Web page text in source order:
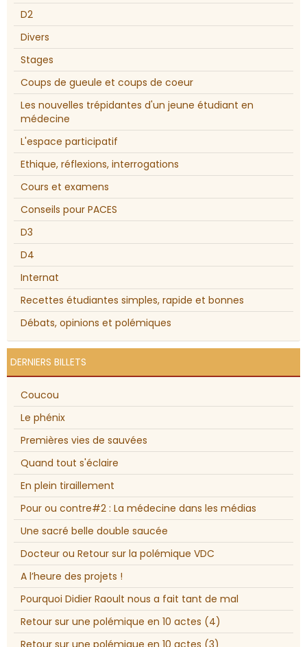
D2
Divers
Stages
Coups de gueule et coups de coeur
Les nouvelles trépidantes d'un jeune étudiant en
médecine
L'espace participatif
Ethique, réflexions, interrogations
Cours et examens
Conseils pour PACES
D3
D4
Internat
Recettes étudiantes simples, rapide et bonnes
Débats, opinions et polémiques
DERNIERS BILLETS
Coucou
Le phénix
Premières vies de sauvées
Quand tout s'éclaire
En plein tiraillement
Pour ou contre#2 : La médecine dans les médias
Une sacré belle double saucée
Docteur ou Retour sur la polémique VDC
A l’heure des projets !
Pourquoi Didier Raoult nous a fait tant de mal
Retour sur une polémique en 10 actes (4)